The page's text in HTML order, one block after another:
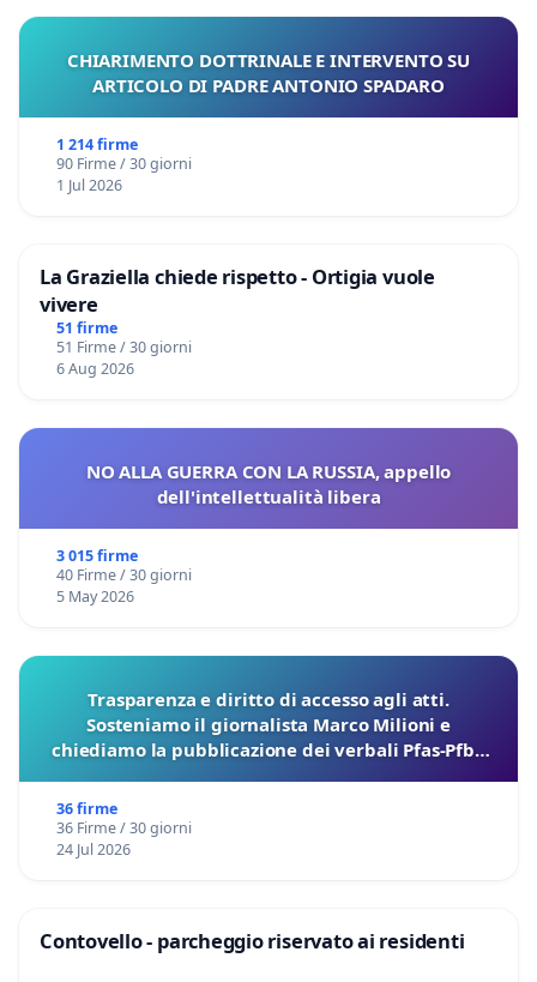
CHIARIMENTO DOTTRINALE E INTERVENTO SU
ARTICOLO DI PADRE ANTONIO SPADARO
1 214 firme
90 Firme / 30 giorni
1 Jul 2026
La Graziella chiede rispetto - Ortigia vuole
vivere
51 firme
51 Firme / 30 giorni
6 Aug 2026
NO ALLA GUERRA CON LA RUSSIA, appello
dell'intellettualità libera
3 015 firme
40 Firme / 30 giorni
5 May 2026
Trasparenza e diritto di accesso agli atti.
Sosteniamo il giornalista Marco Milioni e
chiediamo la pubblicazione dei verbali Pfas-Pfba
36 firme
36 Firme / 30 giorni
24 Jul 2026
Contovello - parcheggio riservato ai residenti